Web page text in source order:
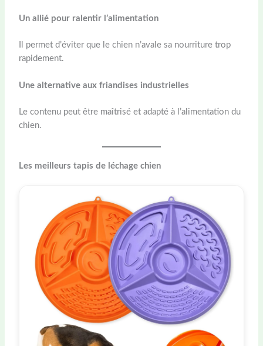
Un allié pour ralentir l’alimentation
Il permet d’éviter que le chien n’avale sa nourriture trop
rapidement.
Une alternative aux friandises industrielles
Le contenu peut être maîtrisé et adapté à l’alimentation du
chien.
Les meilleurs tapis de léchage chien